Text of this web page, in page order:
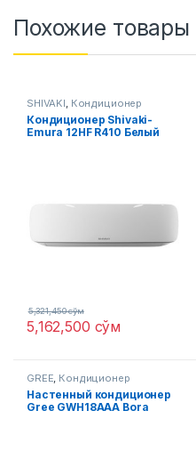
Похожие товары
SHIVAKI, Кондиционер
Кондиционер Shivaki-
Emura 12HF R410 Белый
5,162,500 сўм
5,321,450сўм
GREE, Кондиционер
Настенный кондиционер
Gree GWH18AAA Bora